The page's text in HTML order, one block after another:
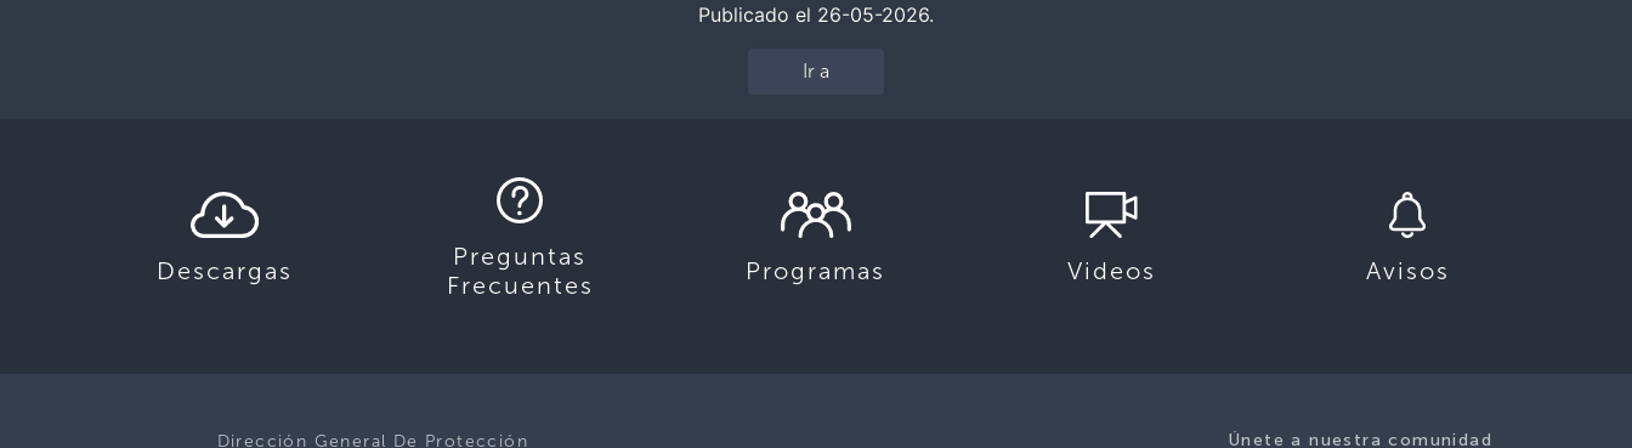
Publicado el 26-05-2026.
Ir a
Descargas
Preguntas
Frecuentes
Programas Videos Avisos
Únete a nuestra comunidad
Dirección General De Protección